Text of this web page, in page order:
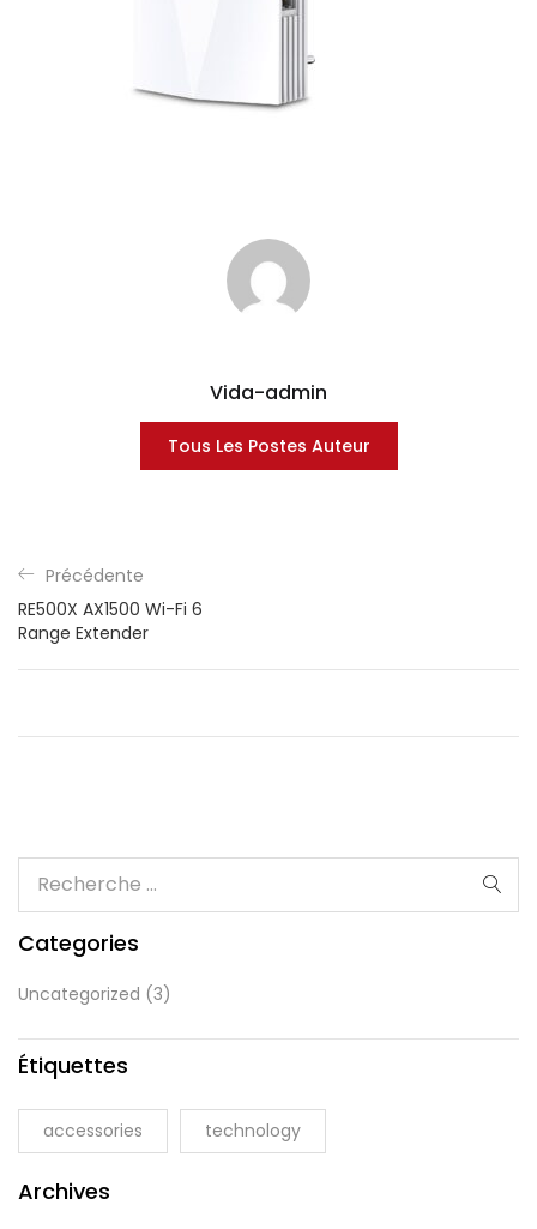
Vida-admin
Tous Les Postes Auteur
Précédente
RE500X AX1500 Wi-Fi 6
Range Extender
Categories
Uncategorized (3)
Étiquettes
accessories technology
Archives